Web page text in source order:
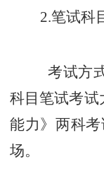
2.笔试科
考试方
科目笔试考试
能力》两科
场。